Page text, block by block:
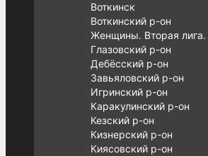
Воткинск
Воткинский р-он
Женщины. Вторая лига.
Глазовский р-он
Дебёсский р-он
Завьяловский р-он
Игринский р-он
Каракулинский р-он
Кезский р-он
Кизнерский р-он
Киясовский р-он